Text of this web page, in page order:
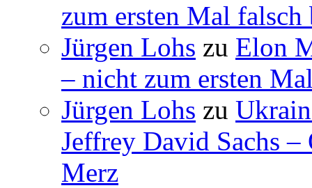
zum ersten Mal falsch
Jürgen Lohs zu Elon
– nicht zum ersten
Jürgen Lohs zu
Jeffrey David Sachs
Merz